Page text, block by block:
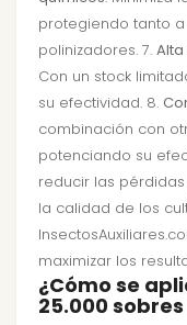
protegiendo tanto
polinizadores. 7.
Con un stock
su efectividad. 8.
combinación con
potenciando su
reducir las
la calidad de los
maximizar los
¿Cómo se
25.000